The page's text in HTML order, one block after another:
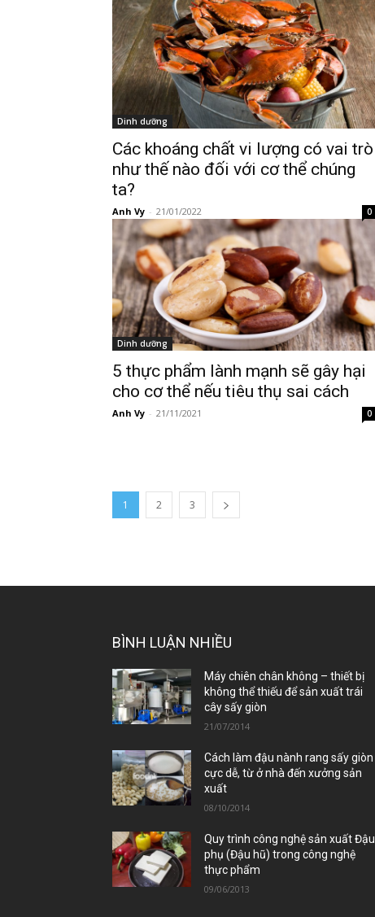
Dinh dưỡng
Các khoáng chất vi lượng có vai trò
như thế nào đối với cơ thể chúng
ta?
Anh Vy - 21/01/2022 0
Dinh dưỡng
5 thực phẩm lành mạnh sẽ gây hại
cho cơ thể nếu tiêu thụ sai cách
Anh Vy - 21/11/2021 0
1 2 3
BÌNH LUẬN NHIỀU
Máy chiên chân không – thiết bị
không thể thiếu để sản xuất trái
cây sấy giòn
21/07/2014
Cách làm đậu nành rang sấy giòn
cực dễ, từ ở nhà đến xưởng sản
xuất
08/10/2014
Quy trình công nghệ sản xuất Đậu
phụ (Đậu hũ) trong công nghệ
thực phẩm
09/06/2013